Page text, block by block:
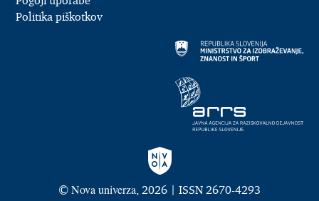
Politika piškotkov
© Nova univerza, 2026 | ISSN 2670-4293